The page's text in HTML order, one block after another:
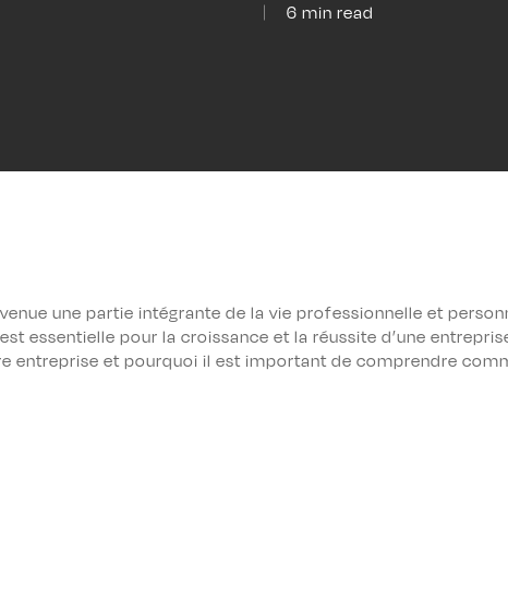
6 min read
une partie intégrante de la vie professionnelle et
essentielle pour la croissance et la réussite d’une
entreprise et pourquoi il est important de comprendre